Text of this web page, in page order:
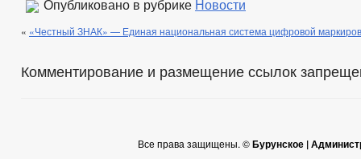
Опубликовано в рубрике Новости
« «Честный ЗНАК» — Единая национальная система цифровой
Комментирование и размещение ссылок
Все права защищены. ©Бурунское |